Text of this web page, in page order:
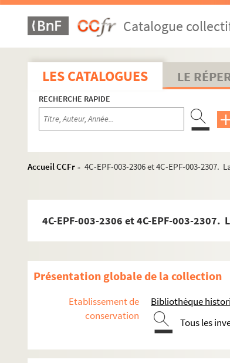
Catalogue
LES CATALOGUES LE
RECHERCHE RAPIDE
Accueil CCFr > 4C-EPF-003-2306 et 4C-EPF-003-
4C-EPF-003-2306 et 4C-EPF-003-2307.
Présentation globale de la collection
Etablissement de
conservation
Bibliothèque
Tous les
Dossier n° 67 bis
Dossier n° 67 Ter
Dossier n° 68
Dossier n° 68 bis
Dossier n° 69
Dossier n° 70
Dossier n° 77 bis
Dossier n° 78
Dossier n° 79
Dossier n° 82